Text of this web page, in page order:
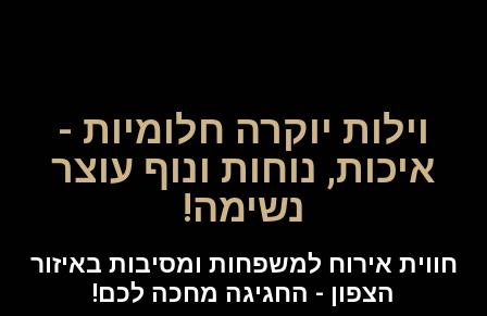
וילות יוקרה חלומיות -
איכות, נוחות ונוף עוצר
נשימה!
חווית אירוח למשפחות ומסיבות באיזור
הצפון - החגיגה מחכה לכם!